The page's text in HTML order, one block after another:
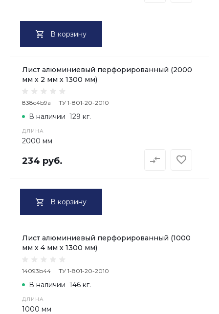
В корзину
Лист алюминиевый перфорированный (2000
мм х 2 мм х 1300 мм)
838c4b9a ТУ 1-801-20-2010
ДЛИНА
2000 мм
В наличии 129 кг.
234 руб.
В корзину
Лист алюминиевый перфорированный (1000
мм х 4 мм х 1300 мм)
14093b44 ТУ 1-801-20-2010
ДЛИНА
1000 мм
В наличии 146 кг.